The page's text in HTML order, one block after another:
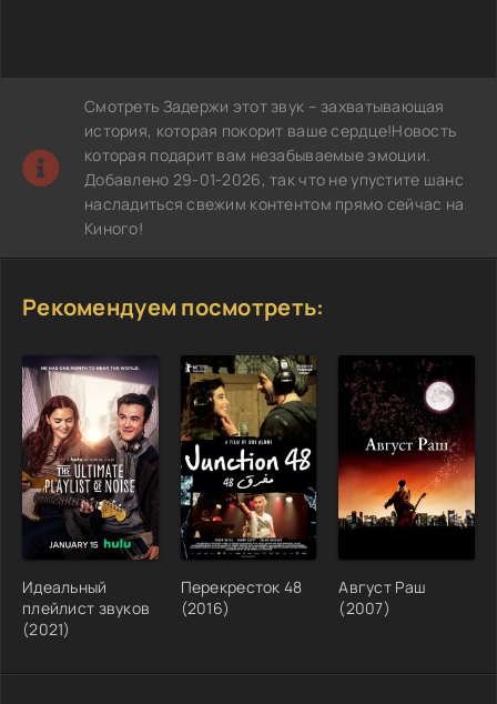
Смотреть Задержи этот звук – захватывающая
история, которая покорит ваше сердце!Новость
которая подарит вам незабываемые эмоции.
Добавлено 29-01-2026, так что не упустите шанс
насладиться свежим контентом прямо сейчас на
Киного!
Рекомендуем посмотреть:
Идеальный
плейлист звуков
(2021)
Перекресток 48
(2016)
Август Раш
(2007)